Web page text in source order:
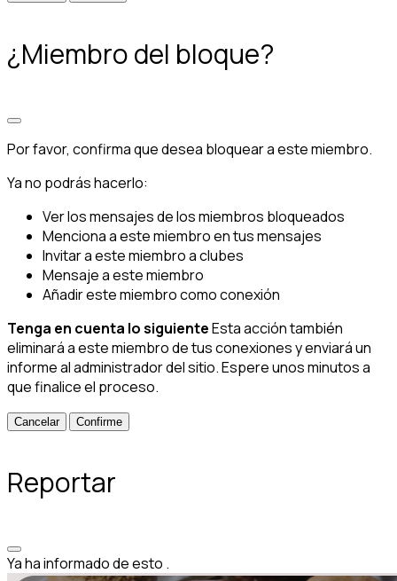
¿Miembro del bloque?
Por favor, confirma que desea bloquear a este miembro.
Ya no podrás hacerlo:
Ver los mensajes de los miembros bloqueados
Menciona a este miembro en tus mensajes
Invitar a este miembro a clubes
Mensaje a este miembro
Añadir este miembro como conexión
Tenga en cuenta lo siguienteEsta acción también
eliminará a este miembro de tus conexiones y enviará un
informe al administrador del sitio. Espere unos minutos a
que finalice el proceso.
Confirme
Reportar
Ya ha informado de esto .